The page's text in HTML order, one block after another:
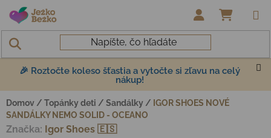
Prejsť na obsah
🎉 Roztočte koleso šťastia a vytočte si zľavu na celý
nákup!
Domov / Topánky deti / Sandálky / IGOR SHOES NOVÉ
SANDÁLKY NEMO SOLID - OCEANO
Značka: Igor Shoes 🇪🇸